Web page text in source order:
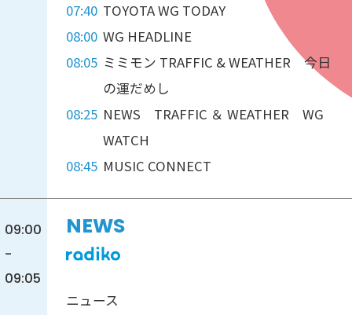
07:40 TOYOTA WG TODAY
08:00 WG HEADLINE
08:05 ミミモン TRAFFIC & WEATHER 今日
の運だめし
08:25 NEWS TRAFFIC ＆ WEATHER WG
WATCH
08:45 MUSIC CONNECT
09:00
-
09:05
NEWS
ニュース